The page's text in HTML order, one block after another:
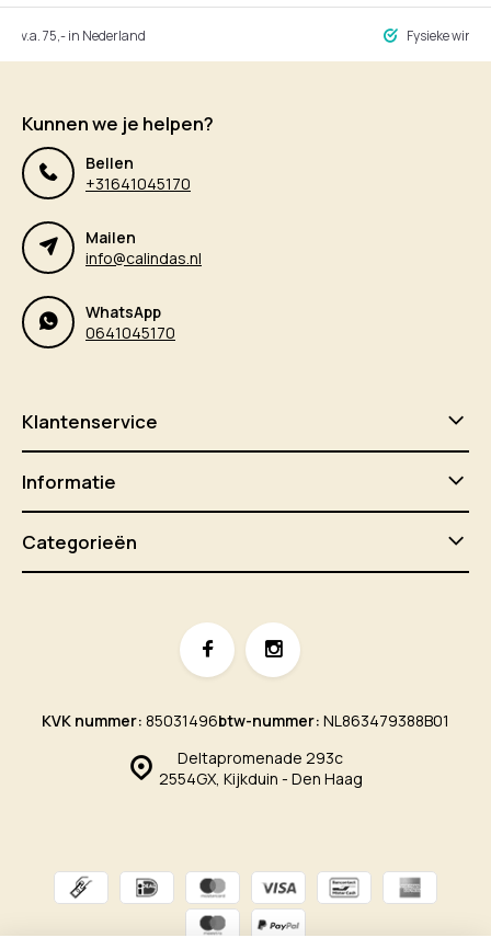
v.a. 75,- in Nederland Fysieke
Kunnen we je helpen?
Bellen
+31641045170
Mailen
info@calindas.nl
WhatsApp
0641045170
Klantenservice
Informatie
Categorieën
Deltapromenade 293c
2554GX, Kijkduin - Den Haag
KVK nummer: 85031496btw-nummer: NL863479388B01